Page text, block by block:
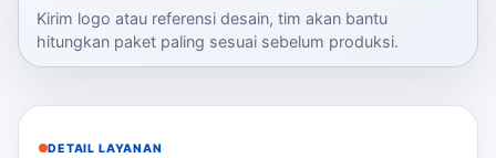
Kirim logo atau referensi desain, tim akan bantu
hitungkan paket paling sesuai sebelum produksi.
DETAIL LAYANAN